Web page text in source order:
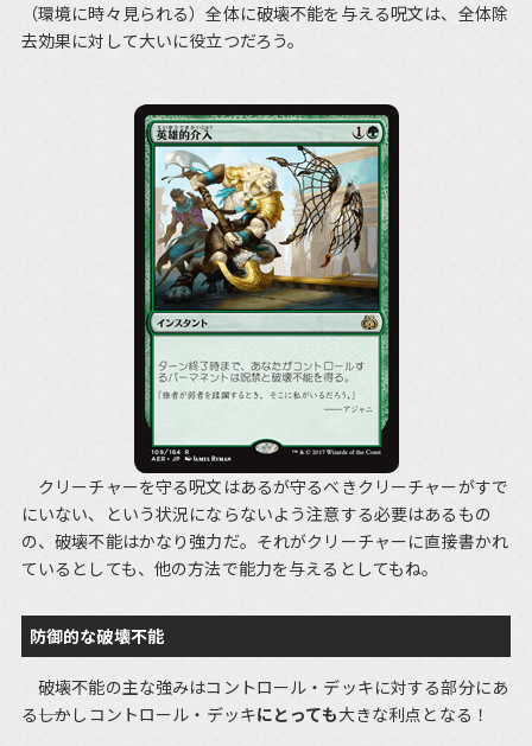
（環境に時々見られる）全体に破壊不能を与える呪文は、全体除
去効果に対して大いに役立つだろう。
クリーチャーを守る呪文はあるが守るべきクリーチャーがすで
にいない、という状況にならないよう注意する必要はあるもの
の、破壊不能はかなり強力だ。それがクリーチャーに直接書かれ
ているとしても、他の方法で能力を与えるとしてもね。
防御的な破壊不能
破壊不能の主な強みはコントロール・デッキに対する部分にあ
る――しかしコントロール・デッキにとっても大きな利点となる！